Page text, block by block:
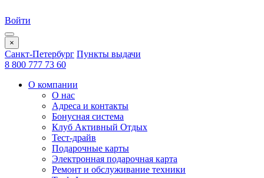
Войти
×
Санкт-Петербург Пункты выдачи
8 800 777 73 60
О компании
О нас
Адреса и контакты
Бонусная система
Клуб Активный Отдых
Тест-драйв
Подарочные карты
Электронная подарочная карта
Ремонт и обслуживание техники